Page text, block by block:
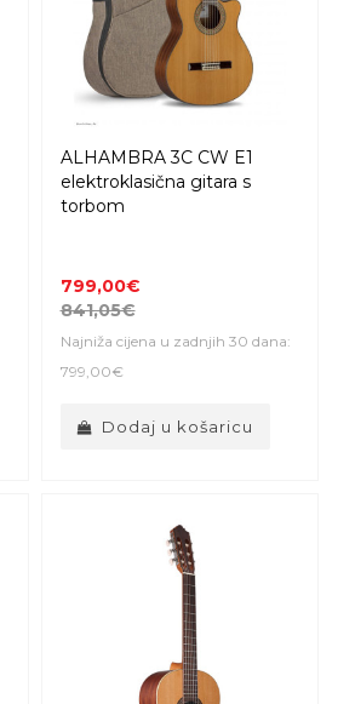
ALHAMBRA 3C CW E1
elektroklasična gitara s
torbom
799,00€
841,05€
Najniža cijena u zadnjih 30 dana:
799,00€
Dodaj u košaricu